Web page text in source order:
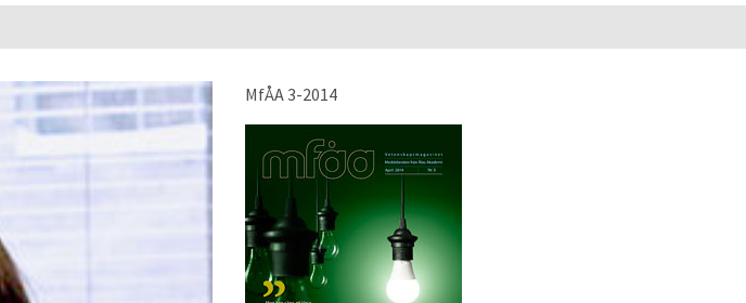
MfÅA 3-2014